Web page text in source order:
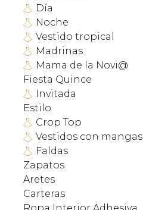
Día
Noche
Vestido tropical
Madrinas
Mama de la Novi@
Fiesta Quince
Invitada
Estilo
Crop Top
Vestidos con mangas
Faldas
Zapatos
Aretes
Carteras